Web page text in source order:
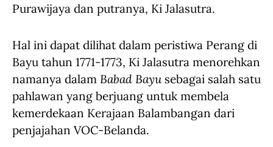
Purawijaya dan putranya, Ki Jalasutra.
Hal ini dapat dilihat dalam peristiwa Perang di
Bayu tahun 1771-1773, Ki Jalasutra menorehkan
namanya dalam Babad Bayu sebagai salah satu
pahlawan yang berjuang untuk membela
kemerdekaan Kerajaan Balambangan dari
penjajahan VOC-Belanda.